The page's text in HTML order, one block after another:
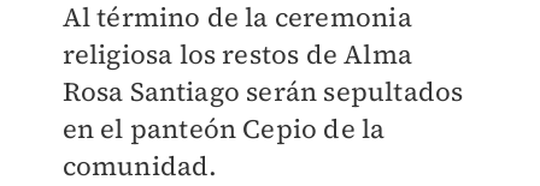
Al término de la ceremonia
religiosa los restos de Alma
Rosa Santiago serán sepultados
en el panteón Cepio de la
comunidad.